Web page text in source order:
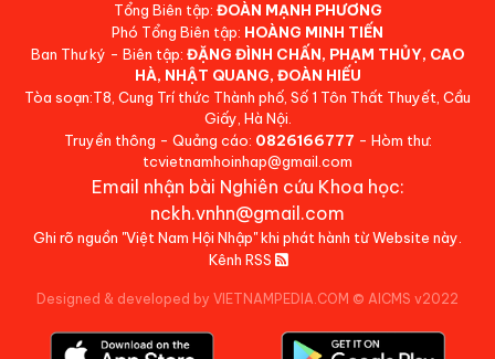
Tổng Biên tập: ĐOÀN MẠNH PHƯƠNG
Phó Tổng Biên tập: HOÀNG MINH TIẾN
Ban Thư ký - Biên tập: ĐẶNG ĐÌNH CHẤN, PHẠM THỦY, CAO
HÀ, NHẬT QUANG, ĐOÀN HIẾU
Tòa soạn:T8, Cung Trí thức Thành phố, Số 1 Tôn Thất Thuyết, Cầu
Giấy, Hà Nội.
Truyền thông - Quảng cáo: 0826166777 - Hòm thư:
tcvietnamhoinhap@gmail.com
Email nhận bài Nghiên cứu Khoa học:
nckh.vnhn@gmail.com
Ghi rõ nguồn "Việt Nam Hội Nhập" khi phát hành từ Website này.
Kênh RSS
Designed & developed by VIETNAMPEDIA.COM © AICMS v2022